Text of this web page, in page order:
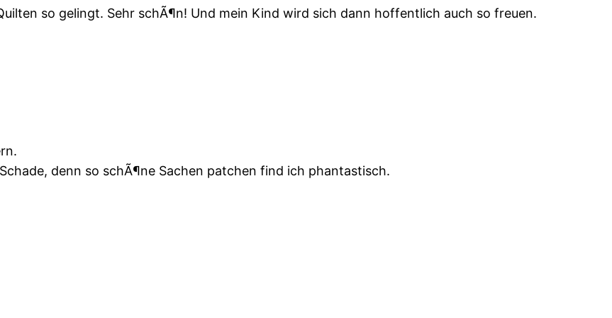
so gelingt. Sehr schÃ¶n! Und mein Kind wird sich dann hoffentlich auch so freuen.
denn so schÃ¶ne Sachen patchen find ich phantastisch.